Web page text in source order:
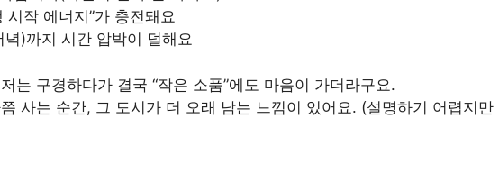
시작 에너지”가 충전돼요
)까지 시간 압박이 덜해요
는 구경하다가 결국 “작은 소품”에도 마음이 가더라구요.
사는 순간, 그 도시가 더 오래 남는 느낌이 있어요. (설명하기 어렵지만